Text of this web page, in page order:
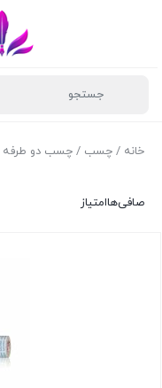
خانه / چسب / چسب دو طرفه
صافی‌هاامتیاز